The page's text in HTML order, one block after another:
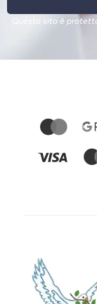
Questo sito è